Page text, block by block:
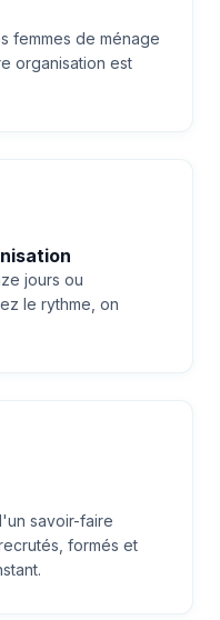
femmes de ménage
organisation est
jours ou
le rythme, on
savoir-faire
formés et